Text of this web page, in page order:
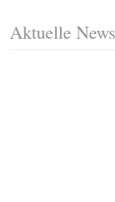
Aktuelle News